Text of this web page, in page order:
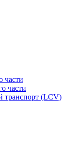
части
части
транспорт (LCV)